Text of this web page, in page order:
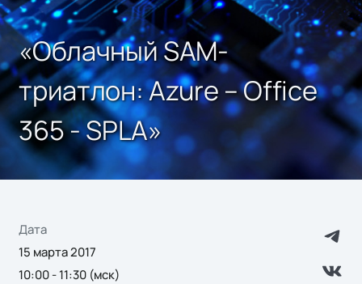
«Облачный SAM-
триатлон: Azure – Office
365 - SPLA»
Дата
15 марта 2017
10:00 - 11:30 (мск)